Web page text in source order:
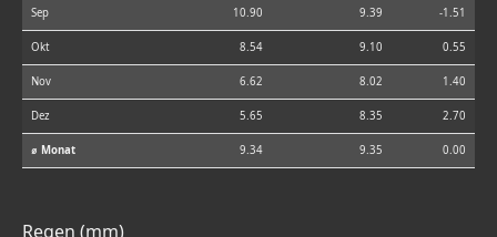
Sep 10.90 9.39 -1.51
Okt 8.54 9.10 0.55
Nov 6.62 8.02 1.40
Dez 5.65 8.35 2.70
⌀ Monat 9.34 9.35 0.00
Regen (mm)